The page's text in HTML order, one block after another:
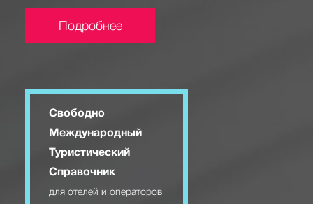
Подробнее
Свободно
Международный
Туристический
Справочник
для отелей и операторов